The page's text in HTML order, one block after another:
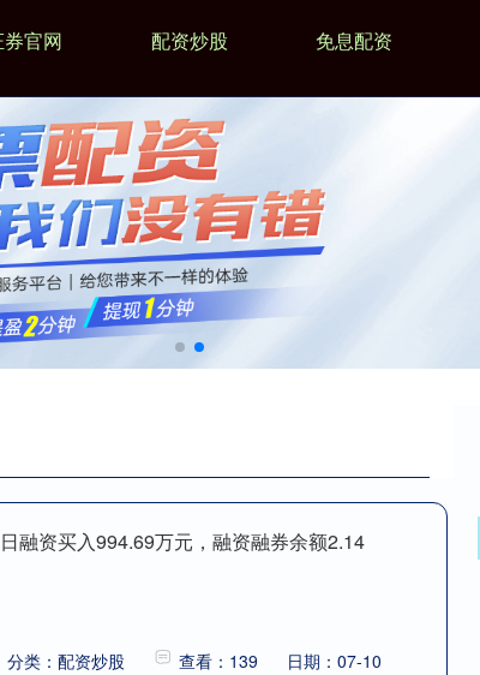
官网 配资炒股 免息配资
融资买入994.69万元，融资融券余额2.14
分类：配资炒股 查看：139
日期：07-10